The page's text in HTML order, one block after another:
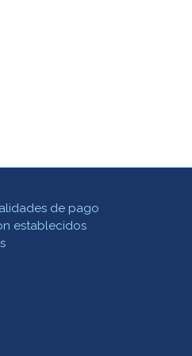
de pago
establecidos